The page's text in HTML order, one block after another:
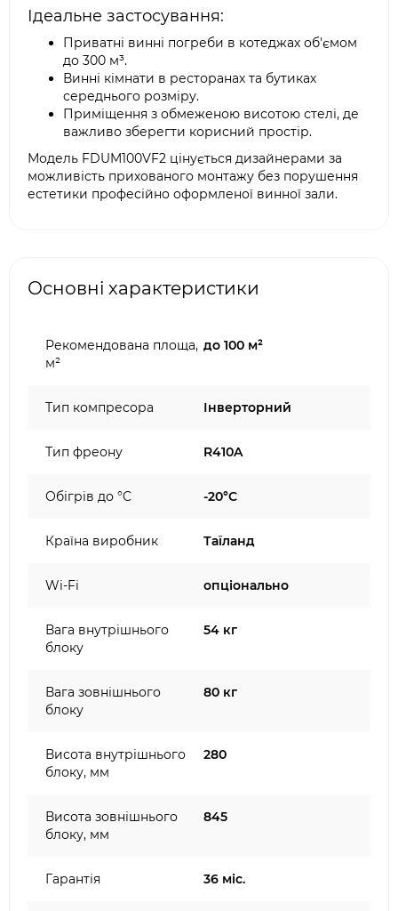
Ідеальне застосування:
Приватні винні погреби в котеджах об'ємом
до 300 м³.
Винні кімнати в ресторанах та бутиках
середнього розміру.
Приміщення з обмеженою висотою стелі, де
важливо зберегти корисний простір.
Модель FDUM100VF2 цінується дизайнерами за
можливість прихованого монтажу без порушення
естетики професійно оформленої винної зали.
Основні характеристики
Рекомендована площа,
м²
до 100 м²
Тип компресора Інверторний
Тип фреону R410A
Обігрів до °C -20°C
Країна виробник Таїланд
Wi-Fi опціонально
Вага внутрішнього
блоку
54 кг
Вага зовнішнього
блоку
80 кг
Висота внутрішнього
блоку, мм
280
Висота зовнішнього
блоку, мм
845
Гарантія 36 міс.